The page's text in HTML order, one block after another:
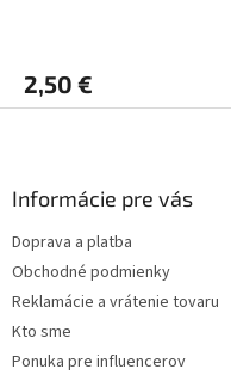
2,50 €
Informácie pre vás
Doprava a platba
Obchodné podmienky
Reklamácie a vrátenie tovaru
Kto sme
Ponuka pre influencerov